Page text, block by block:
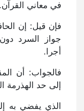
في معاني القرآن.
فإن قيل: إن
جواز السرد دون
أجرا.
فالجواب: أن
إلى حد الهذرمة
الذي يفضي به